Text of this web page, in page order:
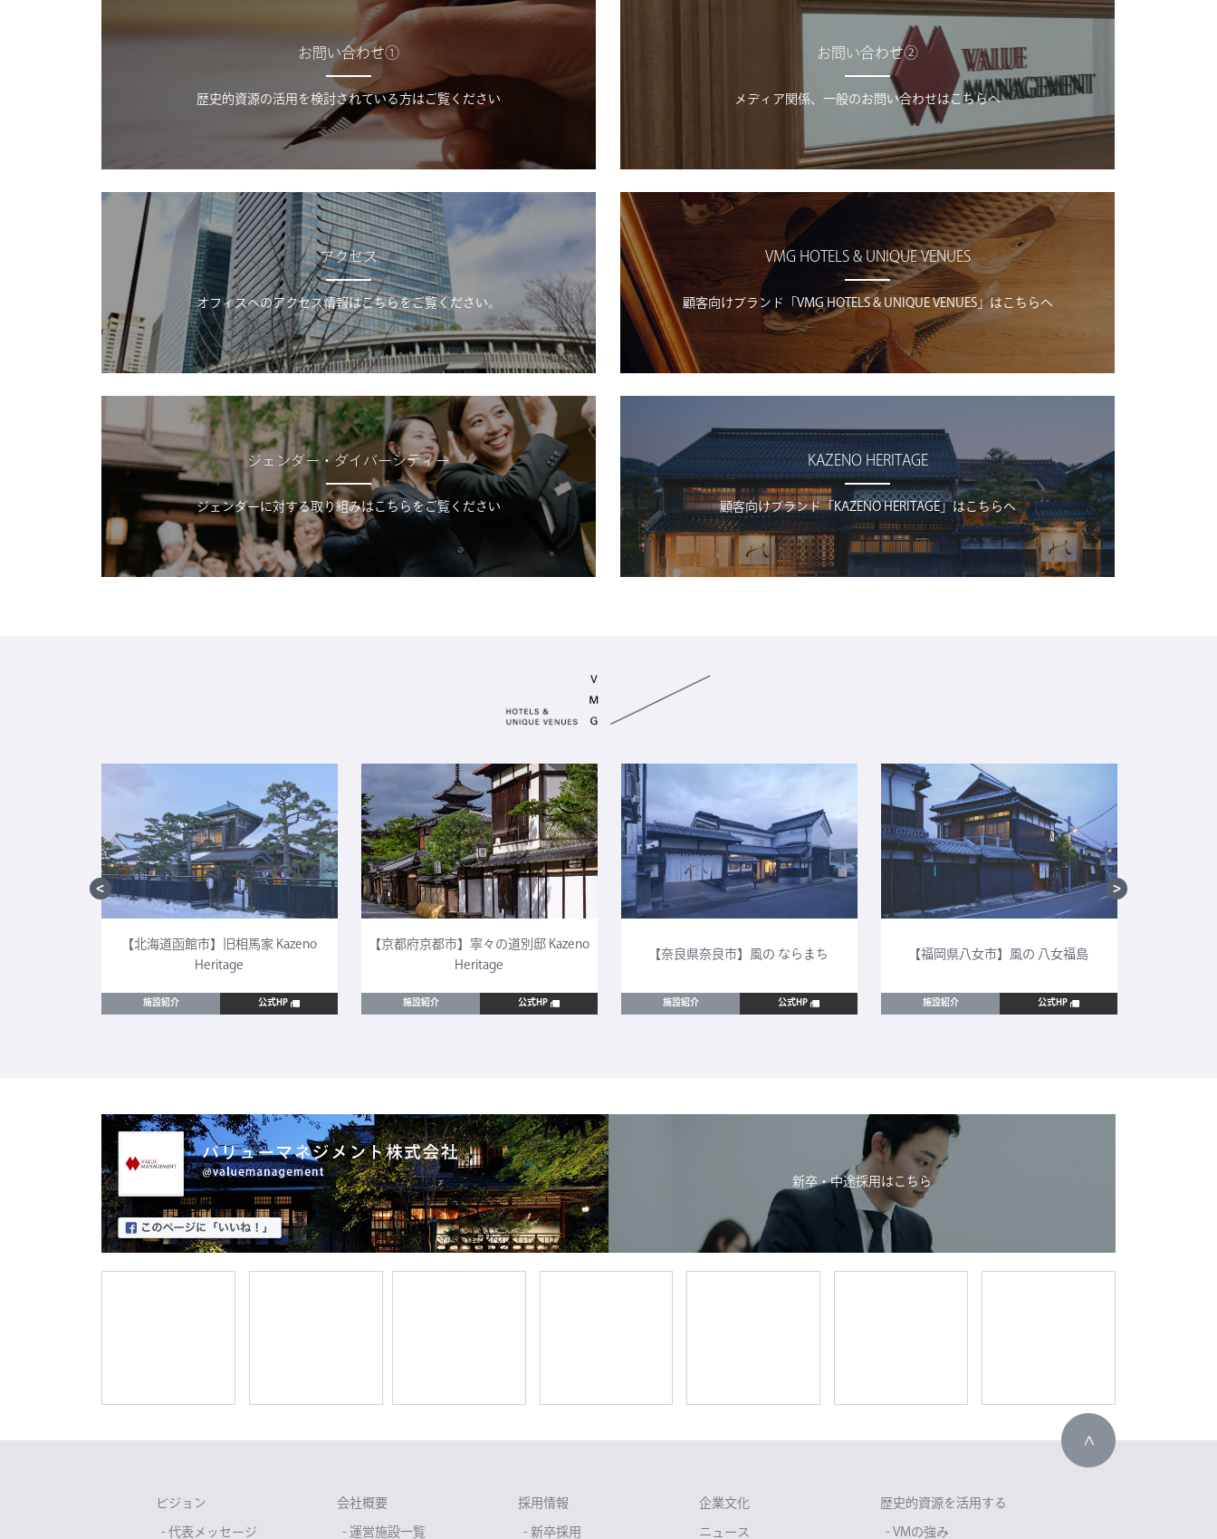
お問い合わせ①
歴史的資源の活用を検討されている方はご覧ください
お問い合わせ②
メディア関係、一般のお問い合わせはこちらへ
アクセス
オフィスへのアクセス情報はこちらをご覧ください。
VMG HOTELS & UNIQUE VENUES
顧客向けブランド「VMG HOTELS & UNIQUE VENUES」はこちらへ
ジェンダー・ダイバーシティー
ジェンダーに対する取り組みはこちらをご覧ください
KAZENO HERITAGE
顧客向けブランド「KAZENO HERITAGE」はこちらへ
【北海道函館市】旧相馬家 Kazeno
Heritage
施設紹介 公式HP
【京都府京都市】寧々の道別邸 Kazeno
Heritage
施設紹介 公式HP
【奈良県奈良市】風の ならまち
施設紹介 公式HP
【福岡県八女市】風の 八女福島
施設紹介 公式HP
新卒・中途採用はこちら
ビジョン
- 代表メッセージ
会社概要
- 運営施設一覧
採用情報
- 新卒採用
企業文化
ニュース
歴史的資源を活用する
- VMの強み